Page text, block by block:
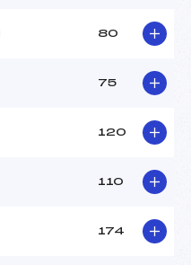
80
75
120
110
174